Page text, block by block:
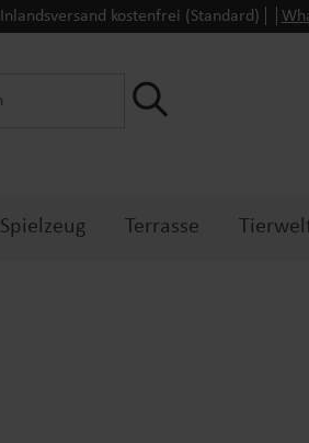
Inlandsversand kostenfrei (Standard)
Spielzeug Terrasse